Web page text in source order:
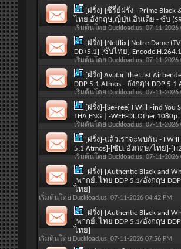
[ฝรั่ง]-[ซีรี่ย์ฝรั่ง - Prime
ไทย,อังกฤษ,ญี่ปุ่น,อินเดีย - ซับ
เริ่มต้นโดย Duckload.us, 07-11-2026
[ฝรั่ง]-[Netflix] Notre-Dame
DD+5.1] [ซับไทย]-
เริ่มต้นโดย Duckload.us, 07-11-2026
[ฝรั่ง] Avatar The Last
DDP 5.1 Atmos - อังกฤษ DDP
เริ่มต้นโดย Duckload.us, 07-11-2026
[ฝรั่ง]-[SeFree] I Will Find You
THA,ENG | -WEB-
เริ่มต้นโดย Duckload.us, 07-11-2026
[ฝรั่ง]-แล้วเราจะพบกัน - I Will
5.1 Atmos]-[ซับ: อังกฤษ/ไทย]-
เริ่มต้นโดย Duckload.us, 07-11-2026
[ฝรั่ง]-[Authentic Black and
[พากย์: ไทย DDP 5.1/อังกฤษ
ไทย]
เริ่มต้นโดย Duckload.us, 07-11-2026 04:42 PM
[ฝรั่ง]-[Authentic Black and
[พากย์: ไทย DDP 5.1/อังกฤษ
ไทย]
เริ่มต้นโดย Duckload.us, 07-11-2026 07:56 PM